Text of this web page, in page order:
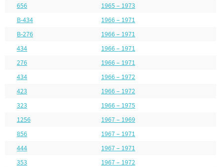
656
1965 – 1973
B-434
1966 – 1971
B-276
1966 – 1971
434
1966 – 1971
276
1966 – 1971
434
1966 – 1972
423
1966 – 1972
323
1966 – 1975
1256
1967 – 1969
856
1967 – 1971
444
1967 – 1971
353
1967 – 1972